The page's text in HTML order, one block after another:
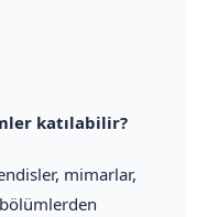
katılabilir?
mimarlar,